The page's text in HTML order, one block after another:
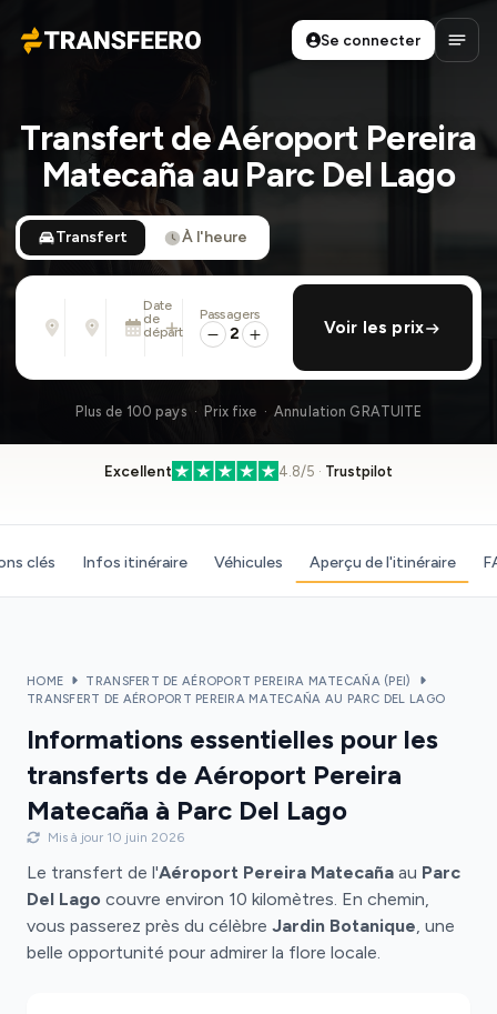
Transfeero
Se connecter
Transfert de Aéroport Pereira
Matecaña au Parc Del Lago
Transfert À l'heure
Adresse, aéroport, hôtel, ...
Adresse, aéroport, hôtel, ...
Date
de
départ
Lun. 10 Août · 13:45
ajouter retour
Passagers
2 Voir les prix
Plus de 100 pays · Prix fixe · Annulation GRATUITE
Excellent 4.8/5 · Trustpilot
clés Infos itinéraire Véhicules Aperçu de l'itinéraire
HOME
TRANSFERT DE AÉROPORT PEREIRA MATECAÑA (PEI)
TRANSFERT DE AÉROPORT PEREIRA MATECAÑA AU PARC DEL LAGO
Informations essentielles pour les
transferts de Aéroport Pereira
Matecaña à Parc Del Lago
Mis à jour 10 juin 2026
Le transfert de l'Aéroport Pereira Matecaña au Parc
Del Lago couvre environ 10 kilomètres. En chemin,
vous passerez près du célèbre Jardin Botanique, une
belle opportunité pour admirer la flore locale.